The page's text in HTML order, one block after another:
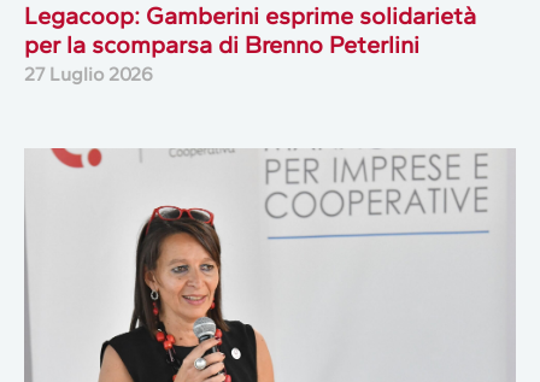
Legacoop: Gamberini esprime solidarietà
per la scomparsa di Brenno Peterlini
27 Luglio 2026